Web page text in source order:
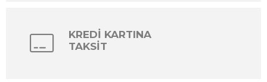
KREDİ KARTINA
TAKSİT